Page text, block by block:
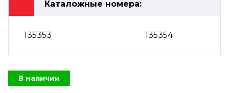
Каталожные номера:
135353 135354
В наличии